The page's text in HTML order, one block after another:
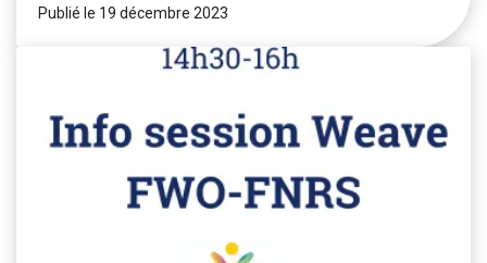
Publié le 19 décembre 2023